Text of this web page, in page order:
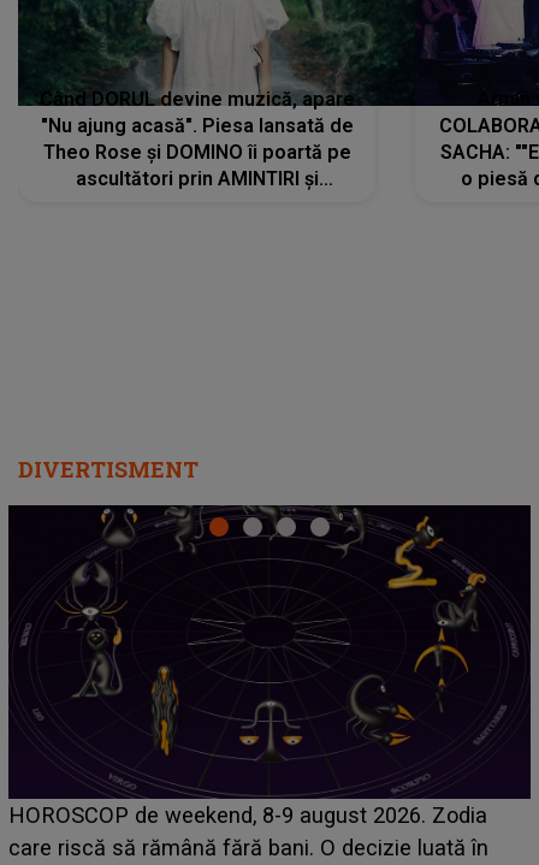
Când DORUL devine muzică, apare
"Nu ajung acasă". Piesa lansată de
Theo Rose și DOMINO îi poartă pe
ascultători prin AMINTIRI și
SACHA:
o piesă
DIVERTISMENT
Emanuel a ținut ACEST DETALIU ASCUNS până
acum! În fața Alexandrei, concurentul din Casa Iubirii